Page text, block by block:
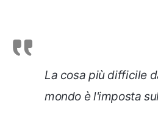
La cosa più difficile
mondo è l'imposta